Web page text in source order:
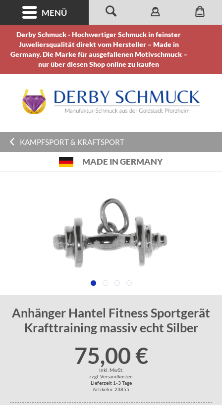
Derby Schmuck - Hochwertiger Schmuck in feinster
Juweliersqualität direkt vom Hersteller – Made in
Germany. Die Marke für ausgefallenen Motivschmuck –
nur über diesen Shop online zu kaufen
MENÜ
KAMPFSPORT & KRAFTSPORT
MADE IN GERMANY
Anhänger Hantel Fitness Sportgerät
Krafttraining massiv echt Silber
75,00 €
inkl. MwSt.
zzgl. Versandkosten
Lieferzeit 1-3 Tage
Artikelnr. 23855